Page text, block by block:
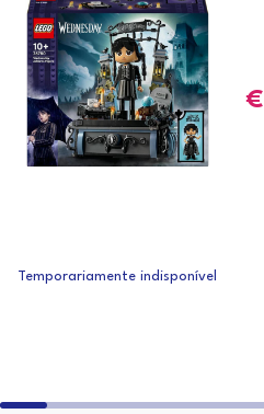
Temporariamente indisponível